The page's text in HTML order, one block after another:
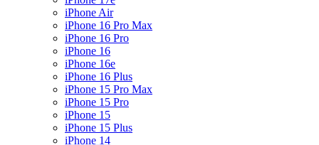
iPhone Air
iPhone 16 Pro Max
iPhone 16 Pro
iPhone 16
iPhone 16e
iPhone 16 Plus
iPhone 15 Pro Max
iPhone 15 Pro
iPhone 15
iPhone 15 Plus
iPhone 14